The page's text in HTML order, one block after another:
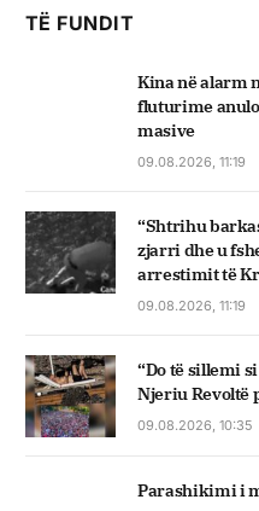
TË FUNDIT
Kina në alarm
fluturime
masive
09.08.2026, 11:19
“Shtrihu
zjarri dhe u
arrestimit të
09.08.2026, 11:19
“Do të sillemi
Njeriu Revoltë
09.08.2026, 10:35
Parashikimi i